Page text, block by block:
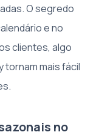
O segredo
e no
clientes, algo
tornam mais fácil
no